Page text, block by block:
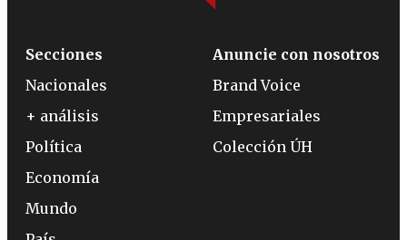
Secciones
Nacionales
+ análisis
Política
Economía
Mundo
Anuncie con nosotros
Brand Voice
Empresariales
Colección ÚH